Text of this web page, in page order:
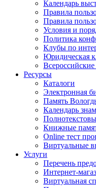
Календарь
Правила
Правила
Условия и
Политика
Клубы по
Юридическая
Ресурсы
Каталоги
Электронная
Память
Календарь
Книжные
Online тест
Виртуальные
Услуги
Перечень
Интернет-
Виртуальная